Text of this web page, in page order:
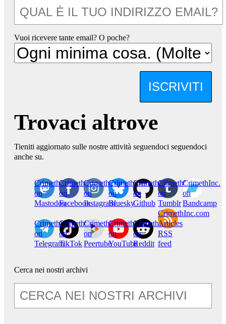
Vuoi ricevere tante email? O poche?
ISCRIVITI
Trovaci altrove
Tieniti aggiornato sulle nostre attività seguendoci seguendoci
anche su.
CrimethInc.
on
Mastodon
Crimethinc.
on
Facebook
Crimethinc.
on
Instagram
Crimethinc.
on
Bluesky
CrimethInc.
on
Github
CrimethInc.
on
Tumblr
CrimethInc.
on
Bandcamp
CrimethInc.
on
Telegram
Crimethinc.
on
TikTok
CrimethInc.
on
Peertube
CrimethInc.
on
YouTube
CrimethInc.
on
Reddit
CrimethInc.com
Articles
RSS
feed
Cerca nei nostri archivi